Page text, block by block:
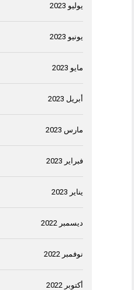
يوليو 2023
يونيو 2023
مايو 2023
أبريل 2023
مارس 2023
فبراير 2023
يناير 2023
ديسمبر 2022
نوفمبر 2022
أكتوبر 2022